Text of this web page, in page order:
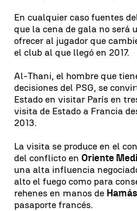
En cualquier caso fuentes
que la cena de gala no será
ofrecer al jugador que
el club al que llegó en 2017.
Al-Thani, el hombre que
decisiones del PSG, se
Estado en visitar París en
visita de Estado a Francia
2013.
La visita se produce en el
del conflicto en Oriente
una alta influencia
alto el fuego como para
rehenes en manos de Hamás
pasaporte francés.